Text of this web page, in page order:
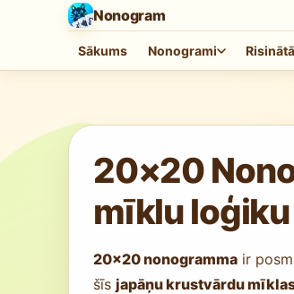
Nonogram
Sākums Nonogrami
Spēle tiek ielādēta…
20×20
mīklu loģiku
20×20 nonogrammair
šīs japāņu krustvārdu